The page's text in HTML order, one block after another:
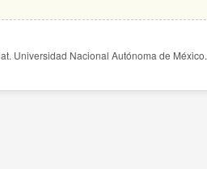
Universidad Nacional Autónoma de México.